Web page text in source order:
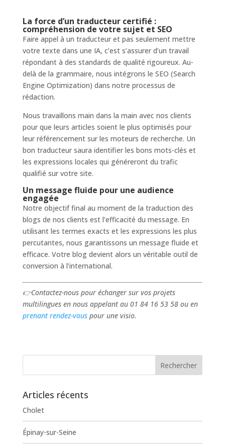
La force d’un traducteur certifié :
compréhension de votre sujet et SEO
Faire appel à un traducteur et pas seulement mettre
votre texte dans une IA, c’est s’assurer d’un travail
répondant à des standards de qualité rigoureux. Au-
delà de la grammaire, nous intégrons le SEO (Search
Engine Optimization) dans notre processus de
rédaction.
Nous travaillons main dans la main avec nos clients
pour que leurs articles soient le plus optimisés pour
leur référencement sur les moteurs de recherche. Un
bon traducteur saura identifier les bons mots-clés et
les expressions locales qui généreront du trafic
qualifié sur votre site.
Un message fluide pour une audience
engagée
Notre objectif final au moment de la traduction des
blogs de nos clients est l’efficacité du message. En
utilisant les termes exacts et les expressions les plus
percutantes, nous garantissons un message fluide et
efficace. Votre blog devient alors un véritable outil de
conversion à l’international.
👉Contactez-nous pour échanger sur vos projets
multilingues en nous appelant au 01 84 16 53 58 ou en
prenant rendez-vouspour une visio.
Articles récents
Cholet
Épinay-sur-Seine